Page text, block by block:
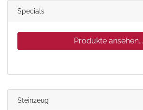
Specials
Produkte ansehen...
Steinzeug